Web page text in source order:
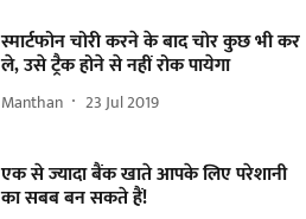
स्मार्टफोन चोरी करने के बाद चोर कुछ भी कर
ले, उसे ट्रैक होने से नहीं रोक पायेगा
Manthan 23 Jul 2019
एक से ज्यादा बैंक खाते आपके लिए परेशानी
का सबब बन सकते हैं!